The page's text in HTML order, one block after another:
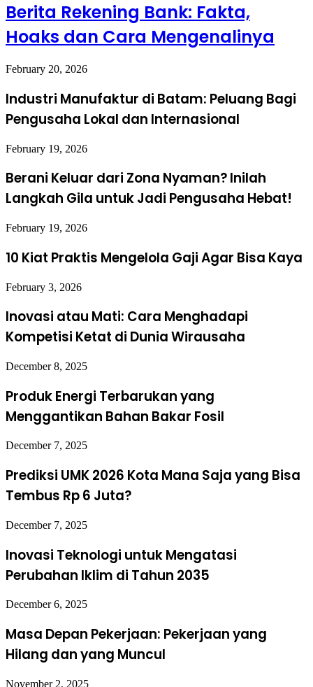
Berita Rekening Bank: Fakta,
Hoaks dan Cara Mengenalinya
February 20, 2026
Industri Manufaktur di Batam: Peluang Bagi
Pengusaha Lokal dan Internasional
February 19, 2026
Berani Keluar dari Zona Nyaman? Inilah
Langkah Gila untuk Jadi Pengusaha Hebat!
February 19, 2026
10 Kiat Praktis Mengelola Gaji Agar Bisa Kaya
February 3, 2026
Inovasi atau Mati: Cara Menghadapi
Kompetisi Ketat di Dunia Wirausaha
December 8, 2025
Produk Energi Terbarukan yang
Menggantikan Bahan Bakar Fosil
December 7, 2025
Prediksi UMK 2026 Kota Mana Saja yang Bisa
Tembus Rp 6 Juta?
December 7, 2025
Inovasi Teknologi untuk Mengatasi
Perubahan Iklim di Tahun 2035
December 6, 2025
Masa Depan Pekerjaan: Pekerjaan yang
Hilang dan yang Muncul
November 2, 2025